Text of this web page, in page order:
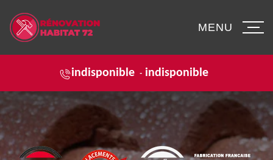
indisponible - indisponible
MENU